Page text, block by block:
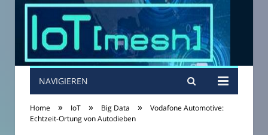
NAVIGIEREN
Home » IoT » Big Data »
Vodafone Automotive:
Echtzeit-Ortung von Autodieben